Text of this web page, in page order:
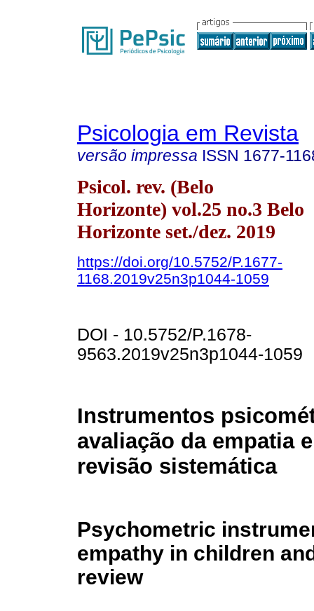
Psicologia em Revista
versão impressa ISSN 1677-
Psicol. rev. (Belo
Horizonte) vol.25 no.3 Belo
Horizonte set./dez. 2019
https://doi.org/10.5752/P.1677-
1168.2019v25n3p1044-1059
DOI - 10.5752/P.1678-
9563.2019v25n3p1044-1059
Instrumentos
avaliação da empatia
revisão sistemática
Psychometric
empathy in children
review